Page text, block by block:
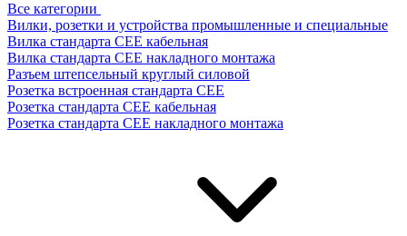
Все категории
Вилки, розетки и устройства промышленные и специальные
Вилка стандарта CEE кабельная
Вилка стандарта CEE накладного монтажа
Разъем штепсельный круглый силовой
Розетка встроенная стандарта CEE
Розетка стандарта СЕЕ кабельная
Розетка стандарта СЕЕ накладного монтажа